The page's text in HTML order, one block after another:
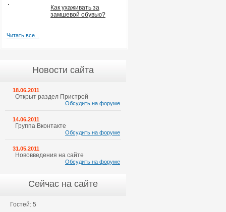
Как ухаживать за
замшевой обувью?
Читать все...
Новости сайта
18.06.2011
Открыт раздел Пристрой
Обсудить на форуме
14.06.2011
Группа Вконтакте
Обсудить на форуме
31.05.2011
Нововведения на сайте
Обсудить на форуме
Сейчас на сайте
Гостей: 5